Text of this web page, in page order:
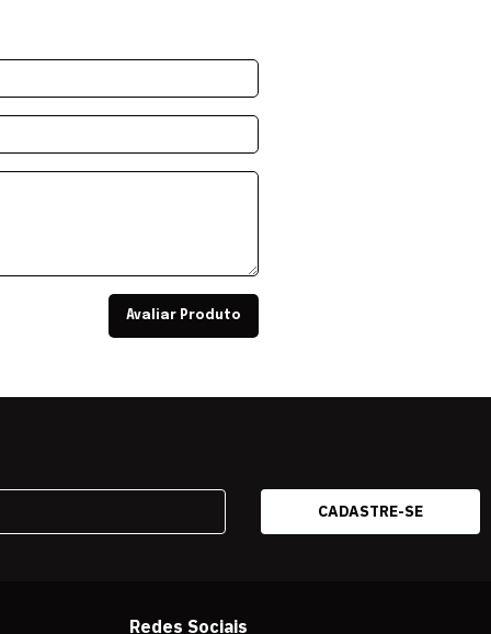
Avaliar Produto
Redes Sociais